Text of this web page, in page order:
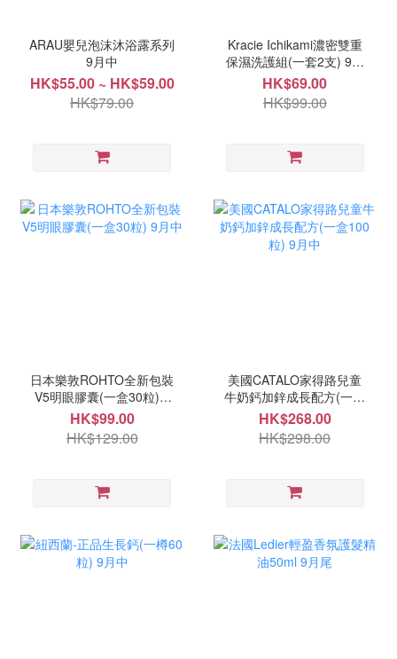
ARAU嬰兒泡沫沐浴露系列
9月中
HK$55.00 ~ HK$59.00
HK$79.00
Kracie Ichikami濃密雙重
保濕洗護組(一套2支) 9月
中
HK$69.00
HK$99.00
日本樂敦ROHTO全新包裝
V5明眼膠囊(一盒30粒) 9
月中
HK$99.00
HK$129.00
美國CATALO家得路兒童
牛奶鈣加鋅成長配方(一盒
100粒) 9月中
HK$268.00
HK$298.00